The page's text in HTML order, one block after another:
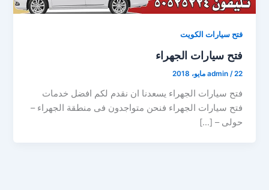
فتح سيارات الكويت
فتح سيارات الجهراء
admin /22 مايو، 2018
فتح سيارات الجهراء يسعدنا ان نقدم لكم افضل خدمات
فتح سيارات الجهراء فنحن متواجدون فى منطقة الجهراء –
حولى – […]